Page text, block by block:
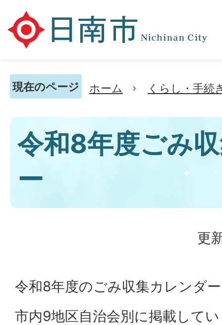
現在のページ ホーム くらし・手続
令和8年度ごみ
ー
更
令和8年度のごみ収集カレンダ
市内9地区自治会別に掲載して